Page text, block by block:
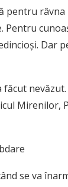
pentru râvna
Pentru
Dar
făcut nevăzut.
Mirenilor,
se va